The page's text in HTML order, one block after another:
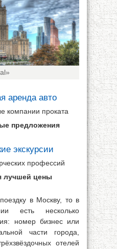
аренда авто
компании проката
предложения
экскурсии
профессий
лучшей цены
в Москву, то в
есть несколько
номер бизнес или
части города,
отелей